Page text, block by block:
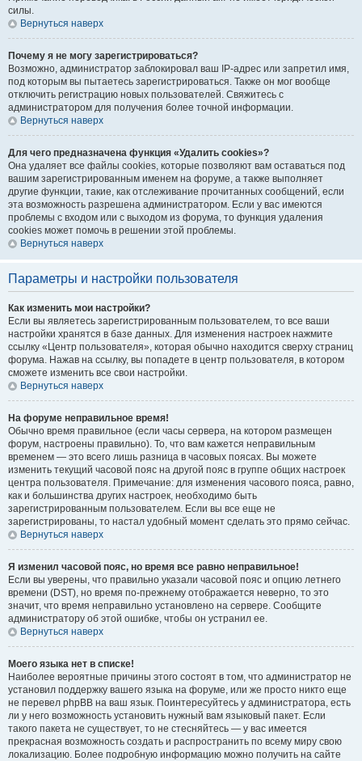
силы.
Вернуться наверх
Почему я не могу зарегистрироваться?
Возможно, администратор заблокировал ваш IP-адрес или запретил имя,
под которым вы пытаетесь зарегистрироваться. Также он мог вообще
отключить регистрацию новых пользователей. Свяжитесь с
администратором для получения более точной информации.
Вернуться наверх
Для чего предназначена функция «Удалить cookies»?
Она удаляет все файлы cookies, которые позволяют вам оставаться под
вашим зарегистрированным именем на форуме, а также выполняет
другие функции, такие, как отслеживание прочитанных сообщений, если
эта возможность разрешена администратором. Если у вас имеются
проблемы с входом или с выходом из форума, то функция удаления
cookies может помочь в решении этой проблемы.
Вернуться наверх
Параметры и настройки пользователя
Как изменить мои настройки?
Если вы являетесь зарегистрированным пользователем, то все ваши
настройки хранятся в базе данных. Для изменения настроек нажмите
ссылку «Центр пользователя», которая обычно находится сверху страниц
форума. Нажав на ссылку, вы попадете в центр пользователя, в котором
сможете изменить все свои настройки.
Вернуться наверх
На форуме неправильное время!
Обычно время правильное (если часы сервера, на котором размещен
форум, настроены правильно). То, что вам кажется неправильным
временем — это всего лишь разница в часовых поясах. Вы можете
изменить текущий часовой пояс на другой пояс в группе общих настроек
центра пользователя. Примечание: для изменения часового пояса, равно,
как и большинства других настроек, необходимо быть
зарегистрированным пользователем. Если вы все еще не
зарегистрированы, то настал удобный момент сделать это прямо сейчас.
Вернуться наверх
Я изменил часовой пояс, но время все равно неправильное!
Если вы уверены, что правильно указали часовой пояс и опцию летнего
времени (DST), но время по-прежнему отображается неверно, то это
значит, что время неправильно установлено на сервере. Сообщите
администратору об этой ошибке, чтобы он устранил ее.
Вернуться наверх
Моего языка нет в списке!
Наиболее вероятные причины этого состоят в том, что администратор не
установил поддержку вашего языка на форуме, или же просто никто еще
не перевел phpBB на ваш язык. Поинтересуйтесь у администратора, есть
ли у него возможность установить нужный вам языковый пакет. Если
такого пакета не существует, то не стесняйтесь — у вас имеется
прекрасная возможность создать и распространить по всему миру свою
локализацию. Более подробную информацию можно получить на сайте